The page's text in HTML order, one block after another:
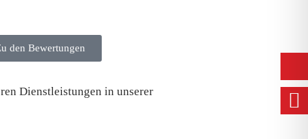
den Bewertungen
Dienstleistungen in unserer